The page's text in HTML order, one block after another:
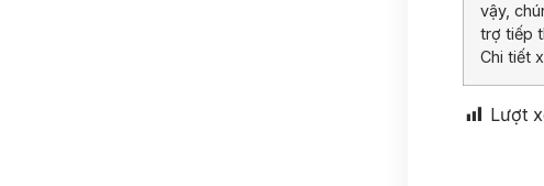
vậy,
trợ tiếp
Chi tiết
Lượt